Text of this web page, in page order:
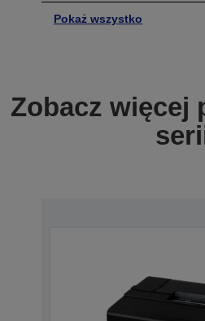
Pokaż wszystko
Zobacz więcej